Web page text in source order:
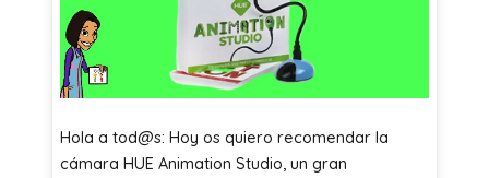
Hola a tod@s: Hoy os quiero recomendar la
cámara HUE Animation Studio, un gran